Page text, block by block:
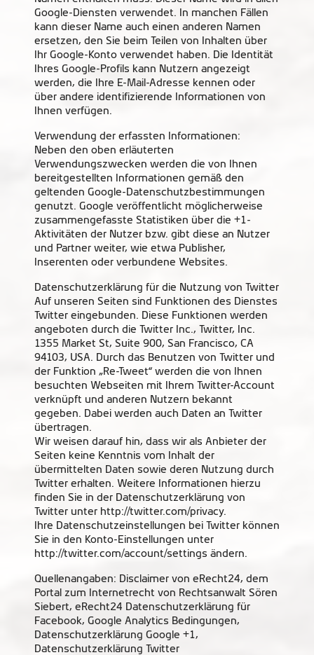
Google-Diensten verwendet. In manchen Fällen
kann dieser Name auch einen anderen Namen
ersetzen, den Sie beim Teilen von Inhalten über
Ihr Google-Konto verwendet haben. Die Identität
Ihres Google-Profils kann Nutzern angezeigt
werden, die Ihre E-Mail-Adresse kennen oder
über andere identifizierende Informationen von
Ihnen verfügen.
Verwendung der erfassten Informationen:
Neben den oben erläuterten
Verwendungszwecken werden die von Ihnen
bereitgestellten Informationen gemäß den
geltenden Google-Datenschutzbestimmungen
genutzt. Google veröffentlicht möglicherweise
zusammengefasste Statistiken über die +1-
Aktivitäten der Nutzer bzw. gibt diese an Nutzer
und Partner weiter, wie etwa Publisher,
Inserenten oder verbundene Websites.
Datenschutzerklärung für die Nutzung von Twitter
Auf unseren Seiten sind Funktionen des Dienstes
Twitter eingebunden. Diese Funktionen werden
angeboten durch die Twitter Inc., Twitter, Inc.
1355 Market St, Suite 900, San Francisco, CA
94103, USA. Durch das Benutzen von Twitter und
der Funktion „Re-Tweet“ werden die von Ihnen
besuchten Webseiten mit Ihrem Twitter-Account
verknüpft und anderen Nutzern bekannt
gegeben. Dabei werden auch Daten an Twitter
übertragen.
Wir weisen darauf hin, dass wir als Anbieter der
Seiten keine Kenntnis vom Inhalt der
übermittelten Daten sowie deren Nutzung durch
Twitter erhalten. Weitere Informationen hierzu
finden Sie in der Datenschutzerklärung von
Twitter unter http://twitter.com/privacy.
Ihre Datenschutzeinstellungen bei Twitter können
Sie in den Konto-Einstellungen unter
http://twitter.com/account/settings ändern.
Quellenangaben: Disclaimer von eRecht24, dem
Portal zum Internetrecht von Rechtsanwalt Sören
Siebert, eRecht24 Datenschutzerklärung für
Facebook, Google Analytics Bedingungen,
Datenschutzerklärung Google +1,
Datenschutzerklärung Twitter